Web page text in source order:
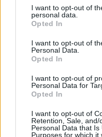
not limited to your visit or
grant or deny consent to
use your data for below
consent section.
I want to opt-out of
personal data.
Opted In
I want to opt-out of
Personal Data.
Opted In
I want to opt-out of
Personal Data for
Opted In
I want to opt-out of
Retention, Sale,
Personal Data that
Purposes for which it
országos és megyei
eseményről számoltunk
előtte áttekintjük az óév
videóit, melyekről most
összefoglalót.
TOVÁBB OLVASOM
toplista